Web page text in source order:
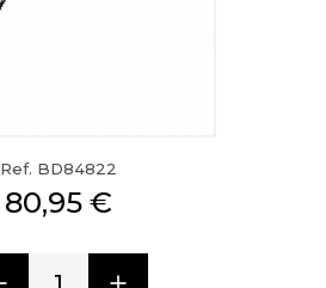
Ref. BD84822
80,95 €